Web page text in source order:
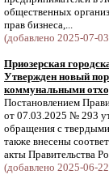
общественных
прав бизнеса,...
(добавлено 2025-07-
Приозерская
Утвержден новый
коммунальными
Постановлением
от 07.03.2025 № 293
обращения с
также внесены
акты Правительства
(добавлено 2025-06-